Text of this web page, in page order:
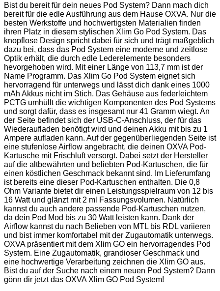
Bist du bereit für dein neues Pod System? Dann mach dich
bereit für die edle Ausführung aus dem Hause OXVA. Nur die
besten Werkstoffe und hochwertigsten Materialien finden
ihren Platz in diesem stylischen Xlim Go Pod System. Das
knopflose Design spricht dabei für sich und trägt maßgeblich
dazu bei, dass das Pod System eine moderne und zeitlose
Optik erhält, die durch edle Lederelemente besonders
hevorgehoben wird. Mit einer Länge von 113,7 mm ist der
Name Programm. Das Xlim Go Pod System eignet sich
hervorragend für unterwegs und lässt dich dank eines 1000
mAh Akkus nicht im Stich. Das Gehäuse aus federleichtem
PCTG umhüllt die wichtigen Komponenten des Pod Systems
und sorgt dafür, dass es insgesamt nur 41 Gramm wiegt. An
der Seite befindet sich der USB-C-Anschluss, der für das
Wiederaufladen benötigt wird und deinen Akku mit bis zu 1
Ampere aufladen kann. Auf der gegenüberliegenden Seite ist
eine stufenlose Airflow angebracht, die deinen OXVA Pod-
Kartusche mit Frischluft versorgt. Dabei setzt der Hersteller
auf die altbewährten und beliebten Pod-Kartuschen, die für
einen köstlichen Geschmack bekannt sind. Im Lieferumfang
ist bereits eine dieser Pod-Kartuschen enthalten. Die 0,8
Ohm Variante bietet dir einen Leistungsspielraum von 12 bis
16 Watt und glänzt mit 2 ml Fassungsvolumen. Natürlich
kannst du auch andere passende Pod-Kartuschen nutzen,
da dein Pod Mod bis zu 30 Watt leisten kann. Dank der
Airflow kannst du nach Belieben von MTL bis RDL variieren
und bist immer komfortabel mit der Zugautomatik unterwegs.
OXVA präsentiert mit dem Xlim GO ein hervorragendes Pod
System. Eine Zugautomatik, grandioser Geschmack und
eine hochwertige Verarbeitung zeichnen die Xlim GO aus.
Bist du auf der Suche nach einem neuen Pod System? Dann
gönn dir jetzt das OXVA Xlim GO Pod System!